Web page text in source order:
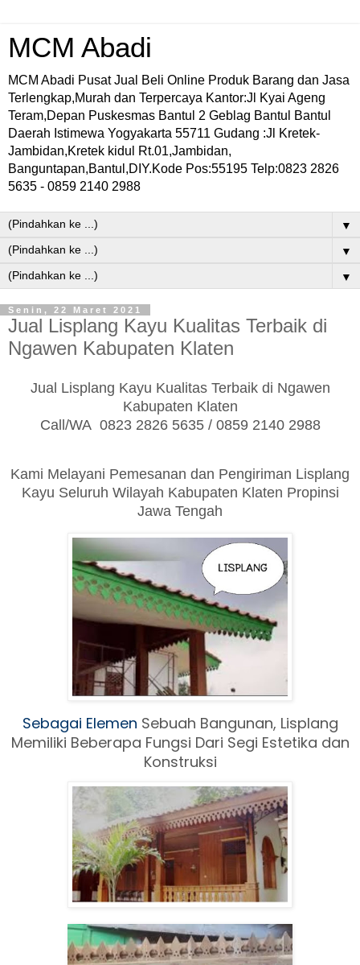
MCM Abadi
MCM Abadi Pusat Jual Beli Online Produk Barang dan Jasa
Terlengkap,Murah dan Terpercaya Kantor:Jl Kyai Ageng
Teram,Depan Puskesmas Bantul 2 Geblag Bantul Bantul
Daerah Istimewa Yogyakarta 55711 Gudang :Jl Kretek-
Jambidan,Kretek kidul Rt.01,Jambidan,
Banguntapan,Bantul,DIY.Kode Pos:55195 Telp:0823 2826
5635 - 0859 2140 2988
▼
▼
▼
Senin, 22 Maret 2021
Jual Lisplang Kayu Kualitas Terbaik di
Ngawen Kabupaten Klaten
Jual Lisplang Kayu Kualitas Terbaik di Ngawen
Kabupaten Klaten
Call/WA 0823 2826 5635 / 0859 2140 2988
Kami Melayani Pemesanan dan Pengiriman Lisplang
Kayu Seluruh Wilayah Kabupaten Klaten Propinsi
Jawa Tengah
Sebagai Elemen Sebuah Bangunan, Lisplang
Memiliki Beberapa Fungsi Dari Segi Estetika dan
Konstruksi